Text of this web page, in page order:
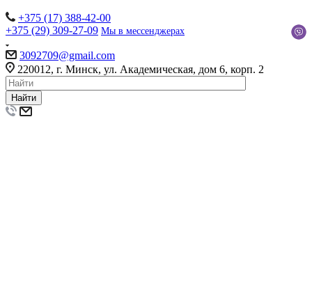
+375 (17) 388-42-00
+375 (29) 309-27-09 Мы в мессенджерах
3092709@gmail.com
220012, г. Минск, ул. Академическая, дом 6, корп. 2
Найти